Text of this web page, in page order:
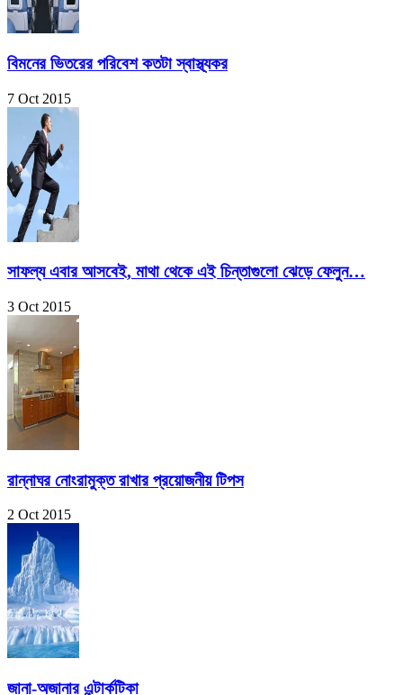
বিমনের ভিতরের পরিবেশ কতটা স্বাস্থ্যকর
7 Oct 2015
সাফল্য এবার আসবেই, মাথা থেকে এই চিন্তাগুলো ঝেড়ে ফেলুন…
3 Oct 2015
রান্নাঘর নোংরামুক্ত রাখার প্রয়োজনীয় টিপস
2 Oct 2015
জানা-অজানার এন্টার্কটিকা